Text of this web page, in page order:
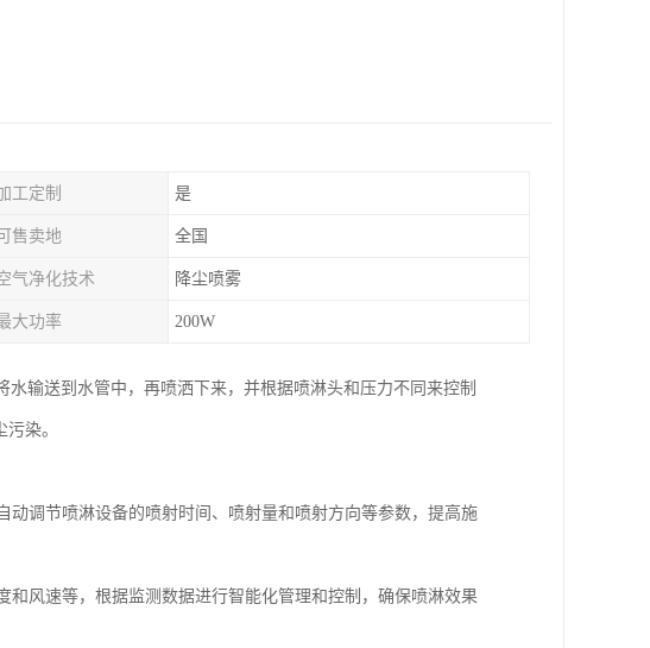
工定制 是
售卖地 全国
气净化技术 降尘喷雾
大功率 200W
输送到水管中，再喷洒下来，并根据喷淋头和压力不同来控制
染。
调节喷淋设备的喷射时间、喷射量和喷射方向等参数，提高施
风速等，根据监测数据进行智能化管理和控制，确保喷淋效果